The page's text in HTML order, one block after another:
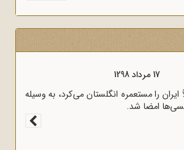
17 مرداد 1298
که عملاً ایران را مستعمره انگلستان می‌کرد، به وسیله
امضا شد.